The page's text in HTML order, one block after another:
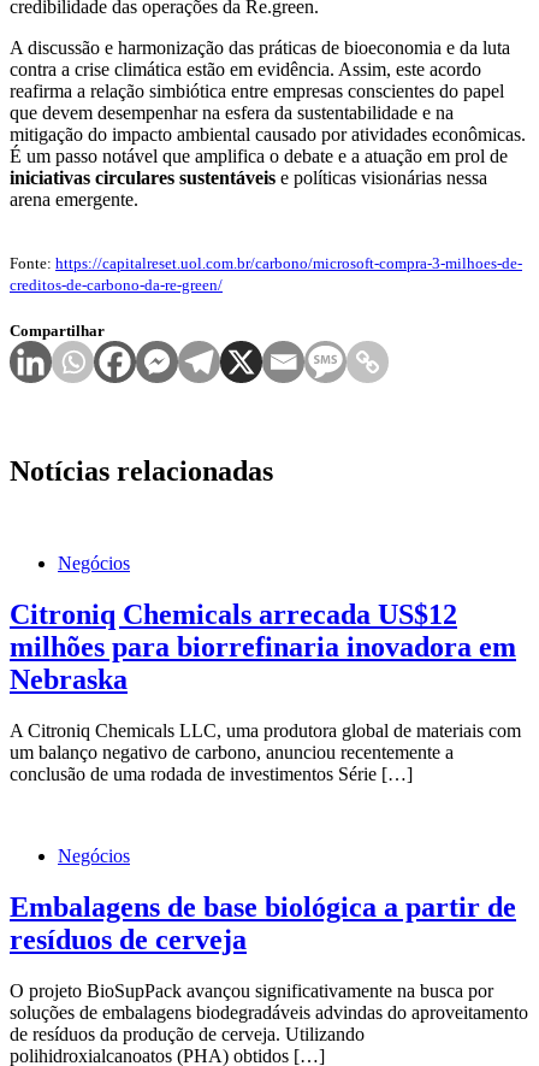
credibilidade das operações da Re.green.
A discussão e harmonização das práticas de bioeconomia e da luta
contra a crise climática estão em evidência. Assim, este acordo
reafirma a relação simbiótica entre empresas conscientes do papel
que devem desempenhar na esfera da sustentabilidade e na
mitigação do impacto ambiental causado por atividades econômicas.
É um passo notável que amplifica o debate e a atuação em prol de
iniciativas circulares sustentáveis e políticas visionárias nessa
arena emergente.
Fonte: https://capitalreset.uol.com.br/carbono/microsoft-compra-3-milhoes-de-
creditos-de-carbono-da-re-green/
Compartilhar
Notícias relacionadas
Negócios
Citroniq Chemicals arrecada US$12
milhões para biorrefinaria inovadora em
Nebraska
A Citroniq Chemicals LLC, uma produtora global de materiais com
um balanço negativo de carbono, anunciou recentemente a
conclusão de uma rodada de investimentos Série […]
Negócios
Embalagens de base biológica a partir de
resíduos de cerveja
O projeto BioSupPack avançou significativamente na busca por
soluções de embalagens biodegradáveis advindas do aproveitamento
de resíduos da produção de cerveja. Utilizando
polihidroxialcanoatos (PHA) obtidos […]